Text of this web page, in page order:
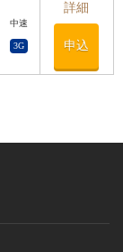
中速
3G
詳細
申込